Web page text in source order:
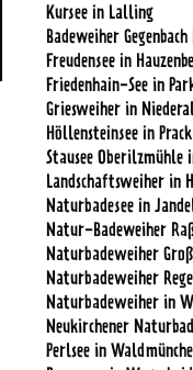
Kursee in Lalling
Badeweiher
Freudensee in
Friedenhain-See in
Griesweiher in
Höllensteinsee in
Stausee Oberilzmühle
Landschaftsweiher in
Naturbadesee in
Natur-Badeweiher
Naturbadeweiher
Naturbadeweiher
Naturbadeweiher in
Neukirchener
Perlsee in